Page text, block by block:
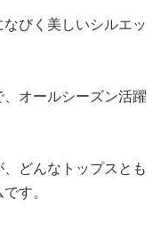
びく美しいシルエッ
オールシーズン活躍
どんなトップスとも
す。